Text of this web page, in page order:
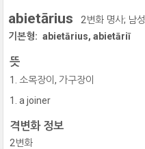
abietārius 2변화 명사; 남성
기본형: abietārius, abietāriī
뜻
소목장이, 가구장이
a joiner
격변화 정보
2변화